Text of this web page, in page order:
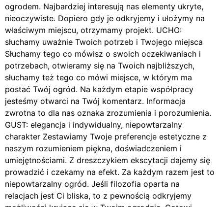
ogrodem. Najbardziej interesują nas elementy ukryte,
nieoczywiste. Dopiero gdy je odkryjemy i ułożymy na
właściwym miejscu, otrzymamy projekt. UCHO:
słuchamy uważnie Twoich potrzeb i Twojego miejsca
Słuchamy tego co mówisz o swoich oczekiwaniach i
potrzebach, otwieramy się na Twoich najbliższych,
słuchamy też tego co mówi miejsce, w którym ma
postać Twój ogród. Na każdym etapie współpracy
jesteśmy otwarci na Twój komentarz. Informacja
zwrotna to dla nas oznaka zrozumienia i porozumienia.
GUST: elegancja i indywidualny, niepowtarzalny
charakter Zestawiamy Twoje preferencje estetyczne z
naszym rozumieniem piękna, doświadczeniem i
umiejętnościami. Z dreszczykiem ekscytacji dajemy się
prowadzić i czekamy na efekt. Za każdym razem jest to
niepowtarzalny ogród. Jeśli filozofia oparta na
relacjach jest Ci bliska, to z pewnością odkryjemy